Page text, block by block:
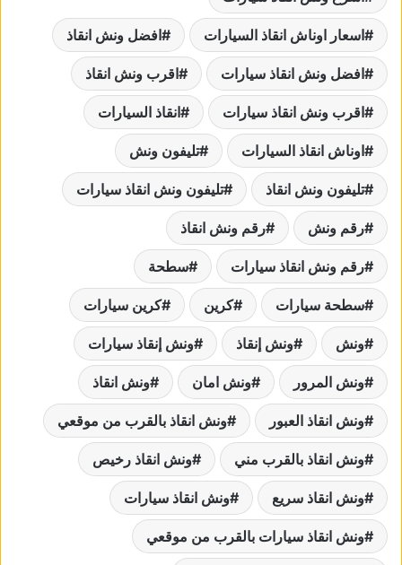
اسعار اوناش انقاذ السيارات افضل ونش انقاذ
افضل ونش انقاذ سيارات اقرب ونش انقاذ
اقرب ونش انقاذ سيارات انقاذ السيارات
اوناش انقاذ السيارات تليفون ونش
تليفون ونش انقاذ تليفون ونش انقاذ سيارات
رقم ونش رقم ونش انقاذ
رقم ونش انقاذ سيارات سطحة
سطحة سيارات كرين كرين سيارات
ونش ونش إنقاذ ونش إنقاذ سيارات
ونش المرور ونش امان ونش انقاذ
ونش انقاذ العبور ونش انقاذ بالقرب من موقعي
ونش انقاذ بالقرب مني ونش انقاذ رخيص
ونش انقاذ سريع ونش انقاذ سيارات
ونش انقاذ سيارات بالقرب من موقعي